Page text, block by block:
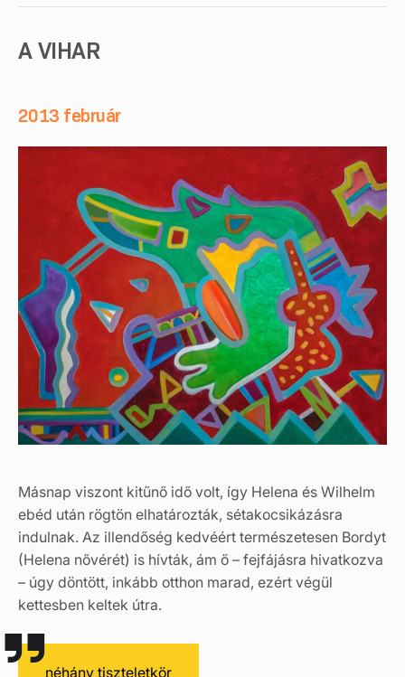
A VIHAR
2013 február
Másnap viszont kitűnő idő volt, így Helena és Wilhelm
ebéd után rögtön elhatározták, sétakocsikázásra
indulnak. Az illendőség kedvéért természetesen Bordyt
(Helena nővérét) is hívták, ám ő – fejfájásra hivatkozva
– úgy döntött, inkább otthon marad, ezért végül
kettesben keltek útra.
néhány tiszteletkör